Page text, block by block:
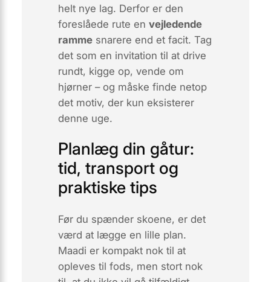
helt nye lag. Derfor er den
foreslåede rute en vejledende
rammesnarere end et facit. Tag
det som en invitation til at drive
rundt, kigge op, vende om
hjørner – og måske finde netop
det motiv, der kun eksisterer
denne uge.
Planlæg din gåtur:
tid, transport og
praktiske tips
Før du spænder skoene, er det
værd at lægge en lille plan.
Maadi er kompakt nok til at
opleves til fods, men stort nok